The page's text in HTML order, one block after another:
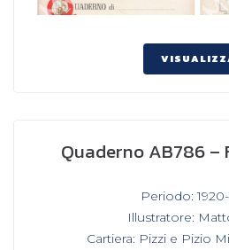
Quaderno AB786 –
Periodo:
Illustratore:
Cartiera: Pizzi e Pizio